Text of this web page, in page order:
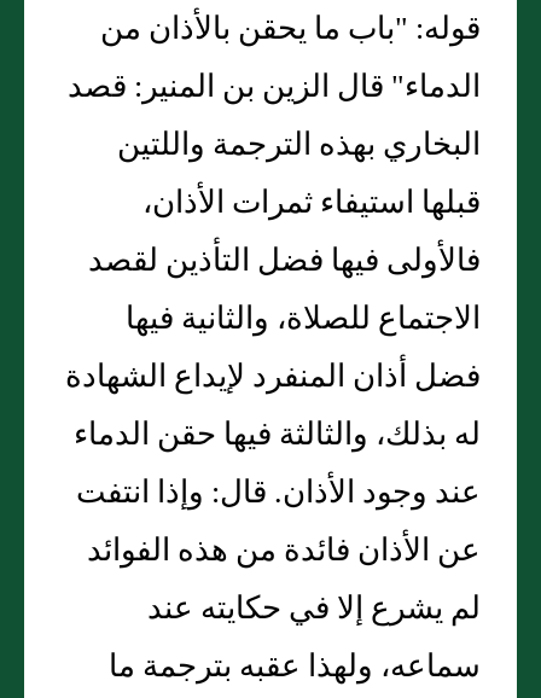
قوله: "باب ما يحقن بالأذان من
الدماء" قال الزين بن المنير: قصد
البخاري بهذه الترجمة واللتين
قبلها استيفاء ثمرات الأذان،
فالأولى فيها فضل التأذين لقصد
الاجتماع للصلاة، والثانية فيها
فضل أذان المنفرد لإيداع الشهادة
له بذلك، والثالثة فيها حقن الدماء
عند وجود الأذان. قال: وإذا انتفت
عن الأذان فائدة من هذه الفوائد
لم يشرع إلا في حكايته عند
سماعه، ولهذا عقبه بترجمة ما